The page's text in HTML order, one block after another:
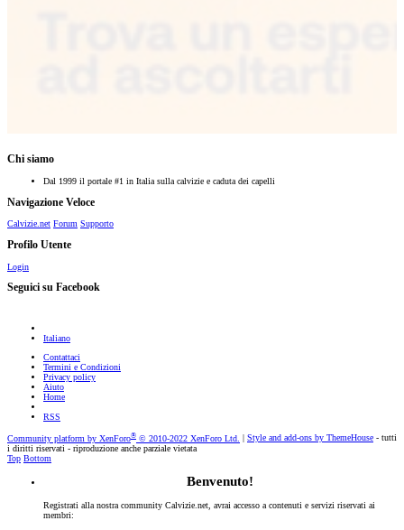
Chi siamo
Dal 1999 il portale #1 in Italia sulla calvizie e caduta dei capelli
Navigazione Veloce
Calvizie.net Forum Supporto
Profilo Utente
Login
Seguici su Facebook
Italiano
Contattaci
Termini e Condizioni
Privacy policy
Aiuto
Home
RSS
Community platform by XenForo® © 2010-2022 XenForo Ltd. Style and add-ons by ThemeHouse - tutti
i diritti riservati - riproduzione anche parziale vietata
Top Bottom
Benvenuto!
Registrati alla nostra community Calvizie.net, avrai accesso a contenuti e servizi riservati ai
membri: